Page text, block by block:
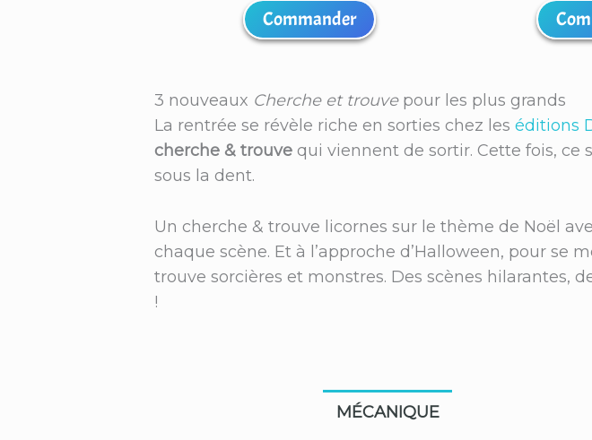
Commander
3 nouveaux Cherche et trouvepour les plus grands
La rentrée se révèle riche en sorties chez les éditions
cherche & trouve qui viennent de sortir. Cette fois,
sous la dent.
Un cherche & trouve licornes sur le thème de Noël
chaque scène. Et à l’approche d’Halloween, pour se
trouve sorcières et monstres. Des scènes hilarantes,
!
MÉCANIQUE